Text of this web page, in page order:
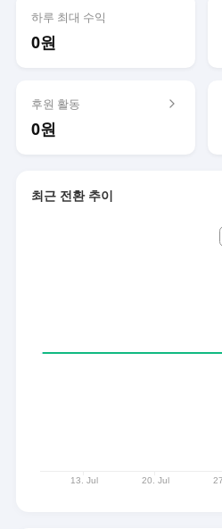
하루 최대 수익
0원
후원 활동
0원
최근 전환 추이